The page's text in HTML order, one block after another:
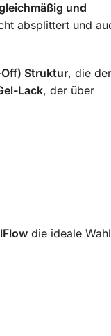
und
absplittert und
Struktur, die
Lack, der über
die ideale